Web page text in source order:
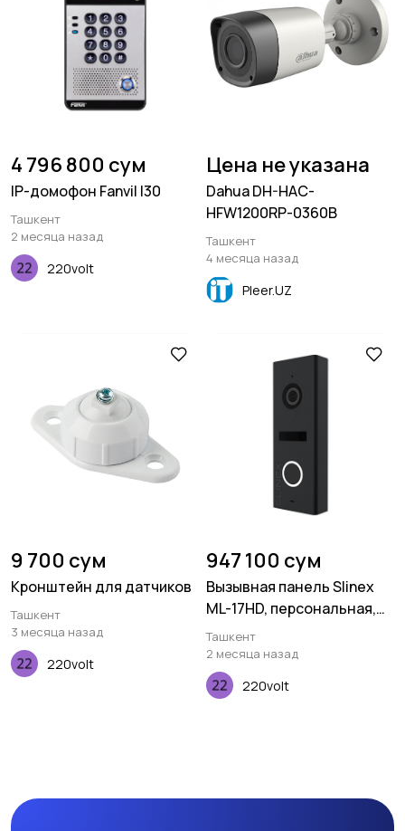
4 796 800 сум
IP-домофон Fanvil I30
Ташкент
2 месяца назад
220volt
Цена не указана
Dahua DH-HAC-
HFW1200RP-0360B
Ташкент
4 месяца назад
Pleer.UZ
9 700 сум
Кронштейн для датчиков
Ташкент
3 месяца назад
220volt
947 100 сум
Вызывная панель Slinex
ML-17HD, персональная,
2MP, 130 градусов, чёрный
Ташкент
2 месяца назад
220volt